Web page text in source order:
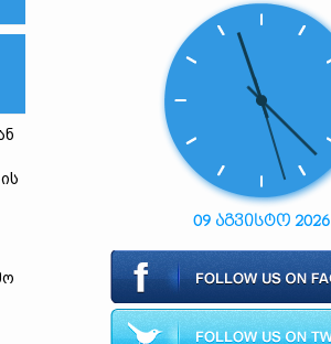
09 აგვისტო 2026